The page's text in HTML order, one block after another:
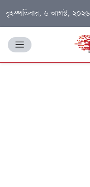
বৃহস্পতিবার, ৬ আগস্ট, ২০২৬